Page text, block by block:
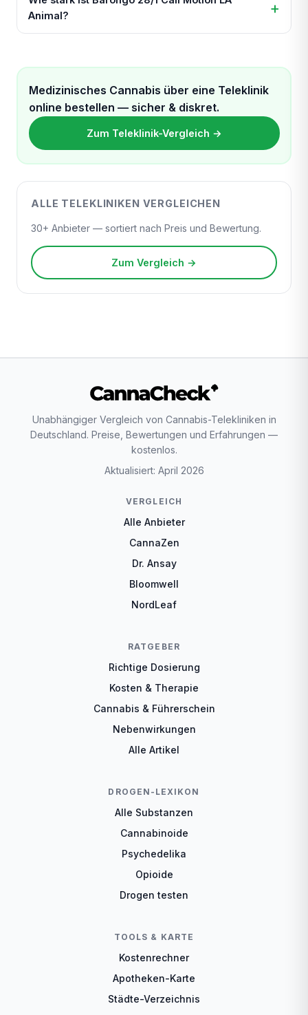
Animal?
Medizinisches Cannabis über eine Teleklinik
online bestellen — sicher & diskret.
Zum Teleklinik-Vergleich →
ALLE TELEKLINIKEN VERGLEICHEN
30+ Anbieter — sortiert nach Preis und Bewertung.
Zum Vergleich →
Unabhängiger Vergleich von Cannabis-Telekliniken in
Deutschland. Preise, Bewertungen und Erfahrungen —
kostenlos.
Aktualisiert: April 2026
VERGLEICH
Alle Anbieter
CannaZen
Dr. Ansay
Bloomwell
NordLeaf
RATGEBER
Richtige Dosierung
Kosten & Therapie
Cannabis & Führerschein
Nebenwirkungen
Alle Artikel
DROGEN-LEXIKON
Alle Substanzen
Cannabinoide
Psychedelika
Opioide
Drogen testen
TOOLS & KARTE
Kostenrechner
Apotheken-Karte
Städte-Verzeichnis